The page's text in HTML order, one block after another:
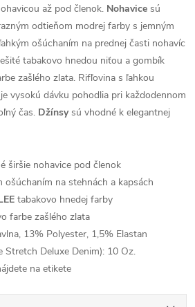
až pod členok. Nohavice sú
odtieňom modrej farby s jemným
ošúchaním na prednej časti nohavíc
tabakovo hnedou niťou a gombík
zašlého zlata. Rifľovina s ľahkou
vysokú dávku pohodlia pri každodennom
čas. Džínsysú vhodné k elegantnej
širšie nohavice pod členok
ošúchaním na stehnách a kapsách
tabakovo hnedej farby
farbe zašlého zlata
13% Polyester, 1,5% Elastan
Stretch Deluxe Denim): 10 Oz.
na etikete